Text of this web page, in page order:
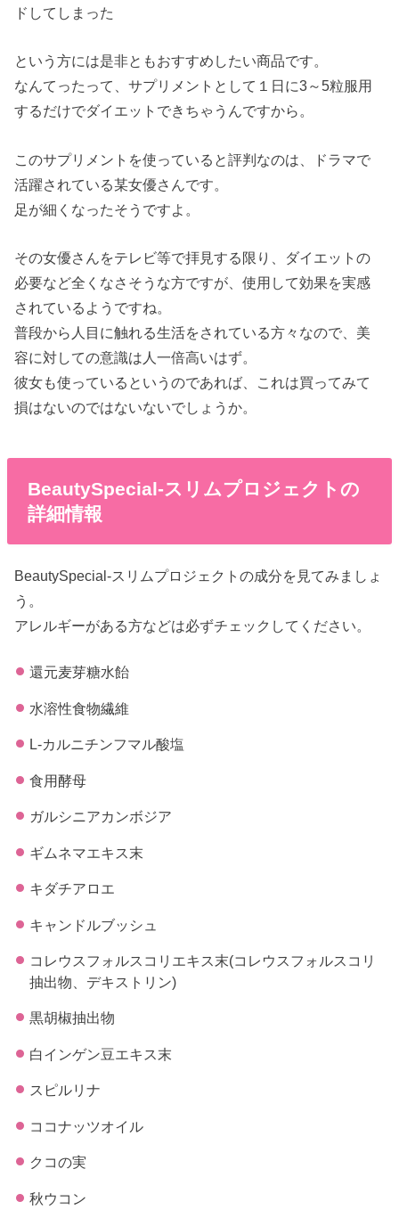
ドしてしまった
という方には是非ともおすすめしたい商品です。
なんてったって、サプリメントとして１日に3～5粒服用
するだけでダイエットできちゃうんですから。
このサプリメントを使っていると評判なのは、ドラマで
活躍されている某女優さんです。
足が細くなったそうですよ。
その女優さんをテレビ等で拝見する限り、ダイエットの
必要など全くなさそうな方ですが、使用して効果を実感
されているようですね。
普段から人目に触れる生活をされている方々なので、美
容に対しての意識は人一倍高いはず。
彼女も使っているというのであれば、これは買ってみて
損はないのではないないでしょうか。
BeautySpecial-スリムプロジェクトの
詳細情報
BeautySpecial-スリムプロジェクトの成分を見てみましょ
う。
アレルギーがある方などは必ずチェックしてください。
還元麦芽糖水飴
水溶性食物繊維
L-カルニチンフマル酸塩
食用酵母
ガルシニアカンボジア
ギムネマエキス末
キダチアロエ
キャンドルブッシュ
コレウスフォルスコリエキス末(コレウスフォルスコリ
抽出物、デキストリン)
黒胡椒抽出物
白インゲン豆エキス末
スピルリナ
ココナッツオイル
クコの実
秋ウコン